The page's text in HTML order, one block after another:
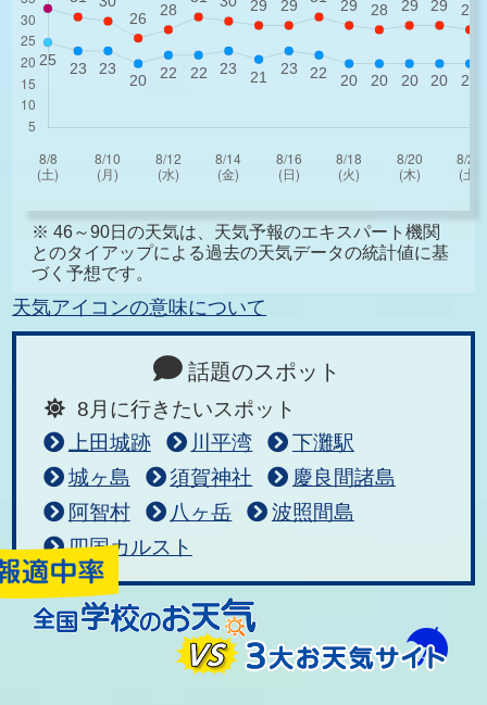
※ 46～90日の天気は、天気予報のエキスパート機関
とのタイアップによる過去の天気データの統計値に基
づく予想です。
天気アイコンの意味について
話題のスポット
8月に行きたいスポット
上田城跡
川平湾
下灘駅
城ヶ島
須賀神社
慶良間諸島
阿智村
八ヶ岳
波照間島
四国カルスト